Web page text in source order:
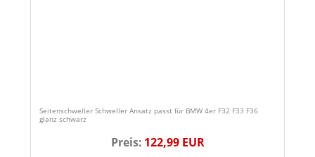
Seitenschweller Schweller Ansatz passt für BMW 4er F32 F33 F36
glanz schwarz
Preis: 122,99 EUR